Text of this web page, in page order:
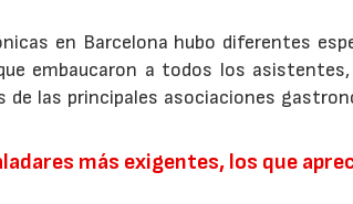
en Barcelona hubo diferentes
embaucaron a todos los
las principales asociaciones
más exigentes, los que